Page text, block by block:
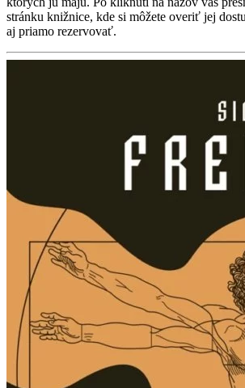
stránku knižnice, kde si môžete overiť jej
aj priamo rezervovať.